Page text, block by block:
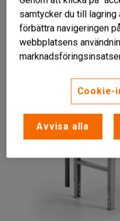
samtycker du till
förbättra navigeringen
webbplatsens
Cookie-
Avvisa alla